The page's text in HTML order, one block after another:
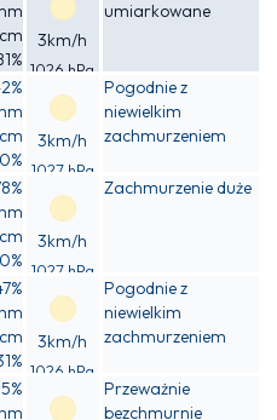
3km/h
1026 hPa
umiarkowane
3km/h
1027 hPa
Pogodnie z
niewielkim
zachmurzeniem
3km/h
1027 hPa
Zachmurzenie duże
3km/h
1026 hPa
Pogodnie z
niewielkim
zachmurzeniem
5%
Przeważnie
bezchmurnie